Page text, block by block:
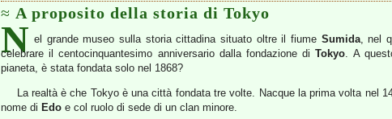
A proposito della storia di Tokyo
N el grande museo sulla storia cittadina situato oltre il fiume Sumida, nel
celebrare il centocinquantesimo anniversario dalla fondazione diTokyo. A
pianeta, è stata fondata solo nel 1868?
La realtà è che Tokyo è una città fondata tre volte. Nacque la prima volta nel
nome di Edo e col ruolo di sede di un clan minore.